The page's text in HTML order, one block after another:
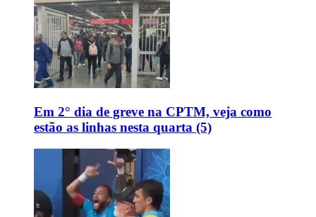
Em 2° dia de greve na CPTM, veja como
estão as linhas nesta quarta (5)